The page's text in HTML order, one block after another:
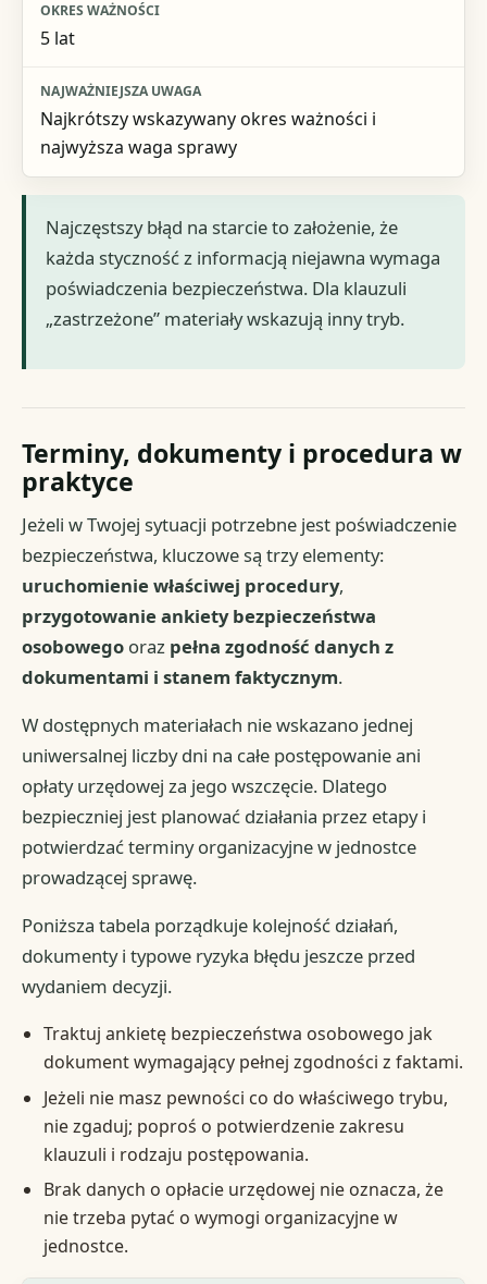
5 lat
Najkrótszy wskazywany okres ważności i
najwyższa waga sprawy
Najczęstszy błąd na starcie to założenie, że
każda styczność z informacją niejawna wymaga
poświadczenia bezpieczeństwa. Dla klauzuli
„zastrzeżone” materiały wskazują inny tryb.
Terminy, dokumenty i procedura w
praktyce
Jeżeli w Twojej sytuacji potrzebne jest poświadczenie
bezpieczeństwa, kluczowe są trzy elementy:
uruchomienie właściwej procedury,
przygotowanie ankiety bezpieczeństwa
osobowego oraz pełna zgodność danych z
dokumentami i stanem faktycznym.
W dostępnych materiałach nie wskazano jednej
uniwersalnej liczby dni na całe postępowanie ani
opłaty urzędowej za jego wszczęcie. Dlatego
bezpieczniej jest planować działania przez etapy i
potwierdzać terminy organizacyjne w jednostce
prowadzącej sprawę.
Poniższa tabela porządkuje kolejność działań,
dokumenty i typowe ryzyka błędu jeszcze przed
wydaniem decyzji.
Traktuj ankietę bezpieczeństwa osobowego jak
dokument wymagający pełnej zgodności z faktami.
Jeżeli nie masz pewności co do właściwego trybu,
nie zgaduj; poproś o potwierdzenie zakresu
klauzuli i rodzaju postępowania.
Brak danych o opłacie urzędowej nie oznacza, że
nie trzeba pytać o wymogi organizacyjne w
jednostce.